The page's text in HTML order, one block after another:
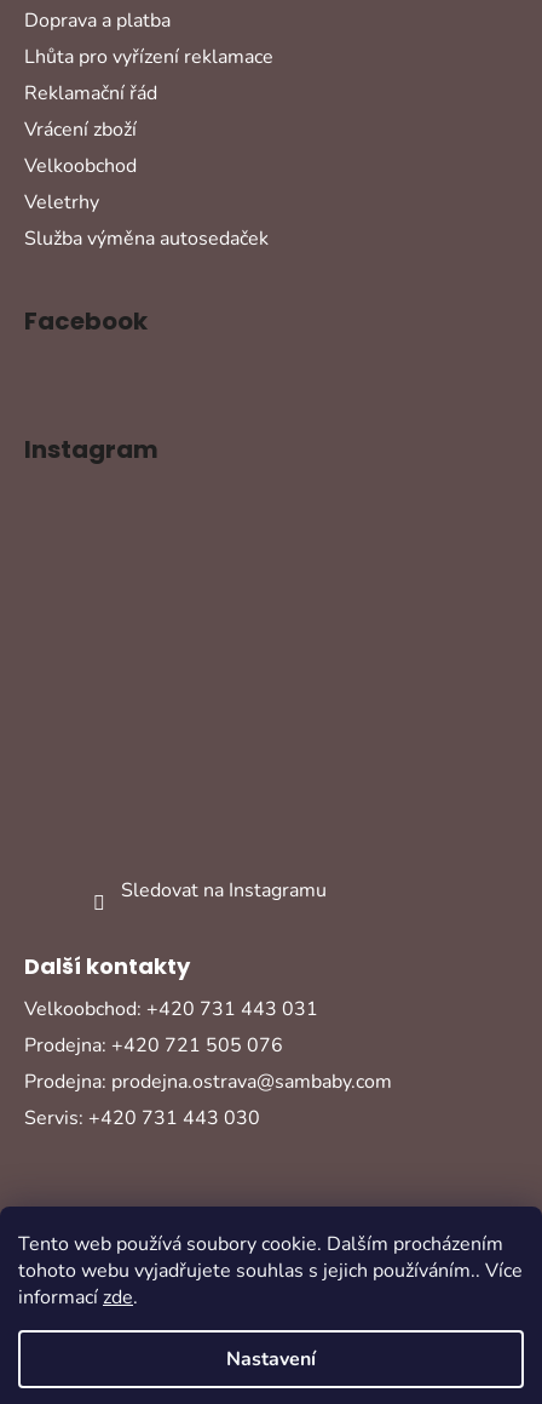
Tento web používá soubory cookie. Dalším procházením
tohoto webu vyjadřujete souhlas s jejich používáním.. Více
informacízde.
Nastavení
Doprava a platba
Lhůta pro vyřízení reklamace
Reklamační řád
Vrácení zboží
Velkoobchod
Veletrhy
Služba výměna autosedaček
Facebook
Instagram
Sledovat na Instagramu
Další kontakty
Velkoobchod: +420 731 443 031
Prodejna: +420 721 505 076
Prodejna: prodejna.ostrava@sambaby.com
Servis: +420 731 443 030
Vytvořil Shoptet
Copyright 2026Sambaby